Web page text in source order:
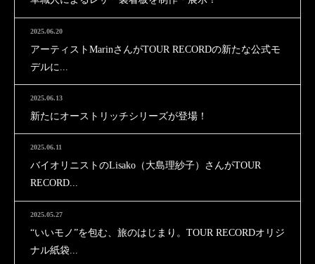
2025.06.20
アーティストMarinさんがTOUR RECORDの新たな公式モ
デルに...
2025.06.13
新たにオーストリッチシリーズが登場！
2025.06.11
バイオリニストのLisako（大島理紗子）さんがTOUR
RECORD...
2025.05.27
“いいモノ”を包む、旅のはじまり。TOUR RECORDオリジ
ナル紙袋...